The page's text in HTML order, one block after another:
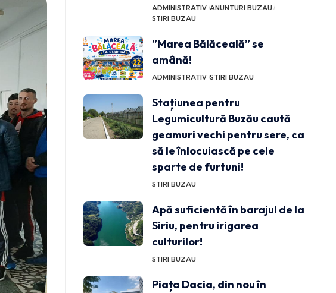
ADMINISTRATIV ANUNTURI BUZAU
STIRI BUZAU
”Marea Bălăceală” se
amână!
ADMINISTRATIV STIRI BUZAU
Stațiunea pentru
Legumicultură Buzău caută
geamuri vechi pentru sere, ca
să le înlocuiască pe cele
sparte de furtuni!
STIRI BUZAU
Apă suficientă în barajul de la
Siriu, pentru irigarea
culturilor!
STIRI BUZAU
Piața Dacia, din nou în